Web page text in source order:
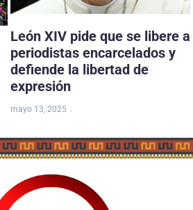
León XIV pide que se libere a
periodistas encarcelados y
defiende la libertad de
expresión
mayo 13, 2025